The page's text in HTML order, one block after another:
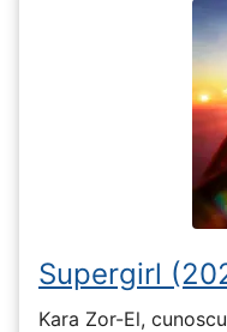
Supergirl
Kara Zor-El,